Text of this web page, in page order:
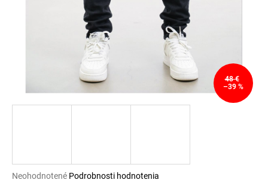
Priemerné
Neohodnotené Podrobnosti hodnotenia
48 €
–39 %